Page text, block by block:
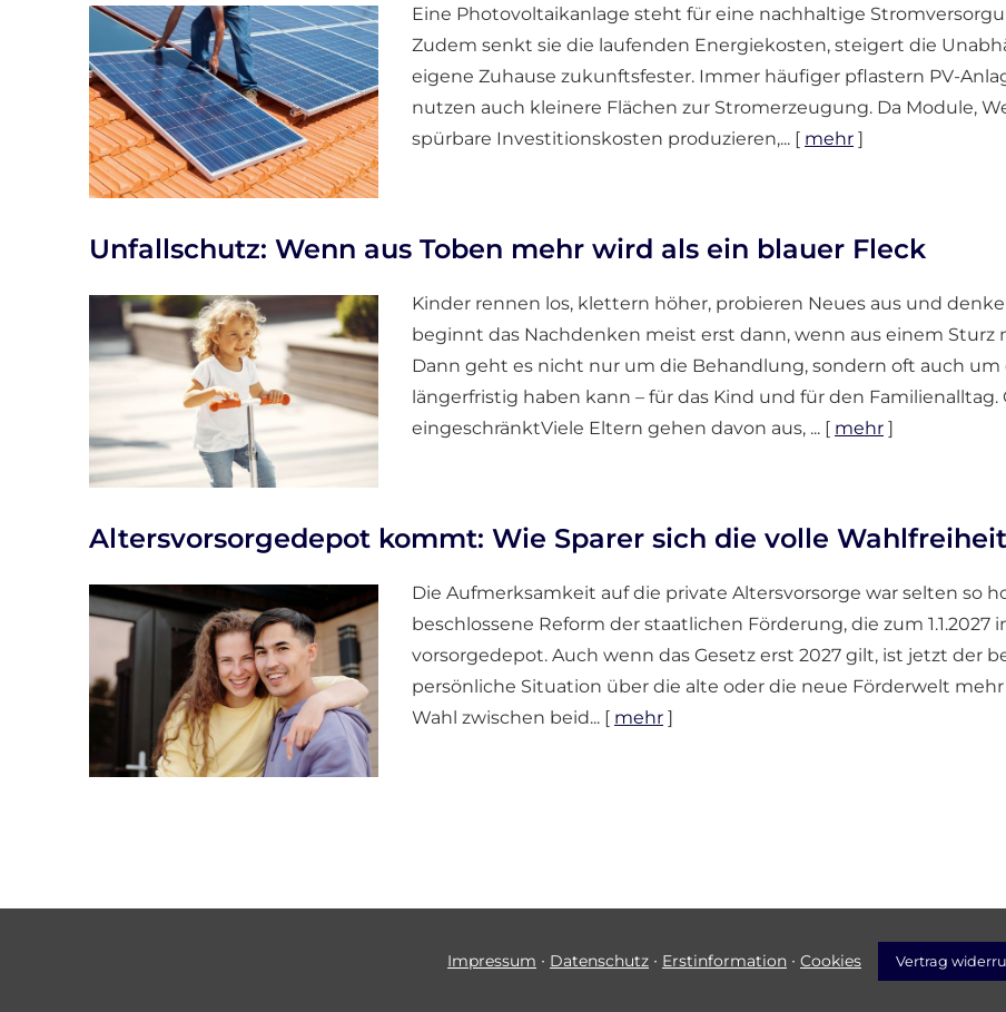
Eine Photovoltaikanlage steht für eine nachhaltige
Zudem senkt sie die laufenden Energiekosten, steigert die
eigene Zuhause zukunftsfester. Immer häufiger pflastern PV-
nutzen auch kleinere Flächen zur Stromerzeugung. Da Module,
spürbare Investitionskosten produzieren,... [ mehr ]
Unfallschutz: Wenn aus Toben mehr wird als ein blauer Fleck
Kinder rennen los, klettern höher, probieren Neues aus und
beginnt das Nachdenken meist erst dann, wenn aus einem
Dann geht es nicht nur um die Behandlung, sondern oft auch um
längerfristig haben kann – für das Kind und für den
eingeschränktViele Eltern gehen davon aus, ... [ mehr ]
Alters­vorsorge­depot kommt: Wie Sparer sich die volle
Die Aufmerksamkeit auf die private Alters­vorsorge war selten so
beschlossene Reform der staatlichen Förderung, die zum
vorsorgedepot. Auch wenn das Gesetz erst 2027 gilt, ist jetzt der
persönliche Situation über die alte oder die neue Förderwelt
Wahl zwischen beid... [ mehr ]
Impressum · Datenschutz · Erstinformation · Cookies Vertrag